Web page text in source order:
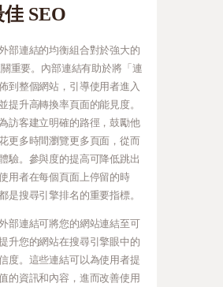
SEO
部連結的均衡組合對於強大的
重要。內部連結有助於將「連
到整個網站，引導使用者進入
提升高轉換率頁面的能見度。
訪客建立明確的路徑，鼓勵他
更多時間瀏覽更多頁面，從而
驗。參與度的提高可降低跳出
用者在每個頁面上停留的時
是搜尋引擎排名的重要指標。
部連結可將您的網站連結至可
升您的網站在搜尋引擎眼中的
度。這些連結可以為使用者提
的資訊和內容，進而改善使用